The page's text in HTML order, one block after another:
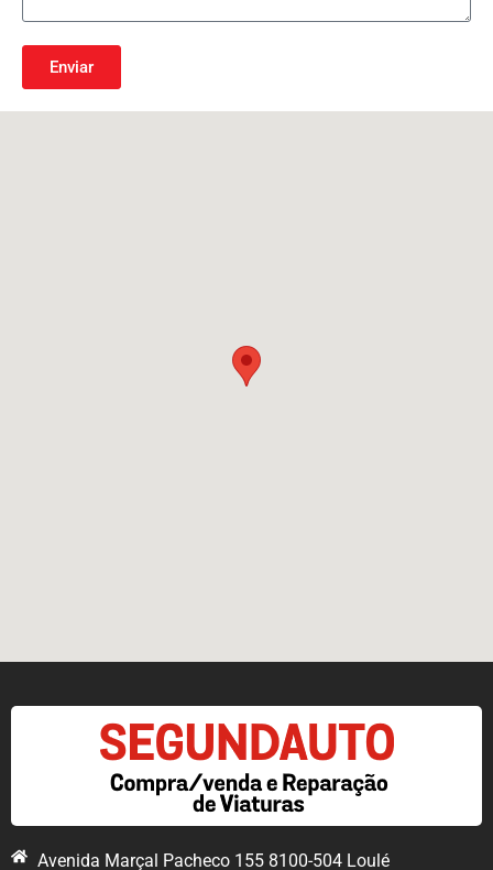
Enviar
Avenida Marçal Pacheco 155 8100-504 Loulé